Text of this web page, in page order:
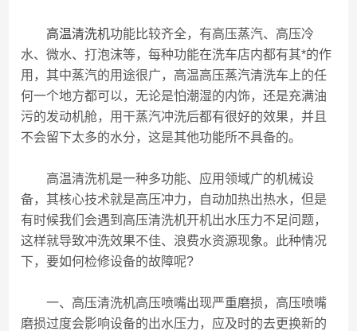
高温清洗机功能比较齐全，有高压蒸汽、高压冷
水、微水、打泡沫等，每种功能在洗车店内都有其*的作
用，其中蒸汽的用途很广，高温高压蒸汽清洗车上的任
何一个地方都可以，无论是怕潮湿的内饰，还是充满油
污的发动机舱，用干蒸汽冲洗后都有很好的效果，并且
不会留下太多的水分，这是其他功能所不具备的。
高温清洗机是一种多功能、应用领域广的机械设
备，其核心技术就是高压冲力，自动加热出热水，但是
有时候我们会遇到高压清洗机开机出水压力不足问题，
这样就导致冲洗效果不佳、浪费水资源现象。此种情况
下，要如何检修设备的故障呢?
一、高压清洗机高压喷嘴出现严重磨损，高压喷嘴
磨损过度会影响设备的出水压力，应及时的去更换新的